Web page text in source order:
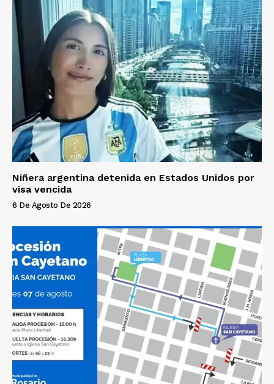
Niñera argentina detenida en Estados Unidos por
visa vencida
6 De Agosto De 2026